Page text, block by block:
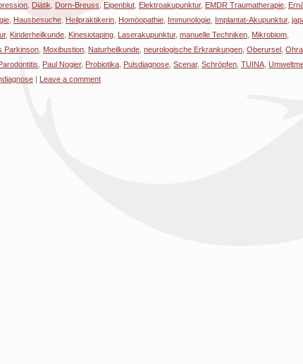
Diätik Dorn-Breuss Eigenblut Elektroakupunktur, EMDR Traumatherapie
Hausbesuche Heilpraktikerin Homöopathie Immunologie Implantat-Akupunktur,
, Kinderheilkunde Kinesiotaping Laserakupunktur, manuelle Techniken Mikrobiom
Parkinson Moxibustion Naturheilkunde neurologische Erkrankungen Oberursel
Paul Nogier, Probiotika Pulsdiagnose Scenar, Schröpfen TUINA
| Leave a comment